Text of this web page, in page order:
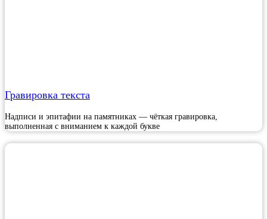
Гравировка текста
Надписи и эпитафии на памятниках — чёткая гравировка,
выполненная с вниманием к каждой букве